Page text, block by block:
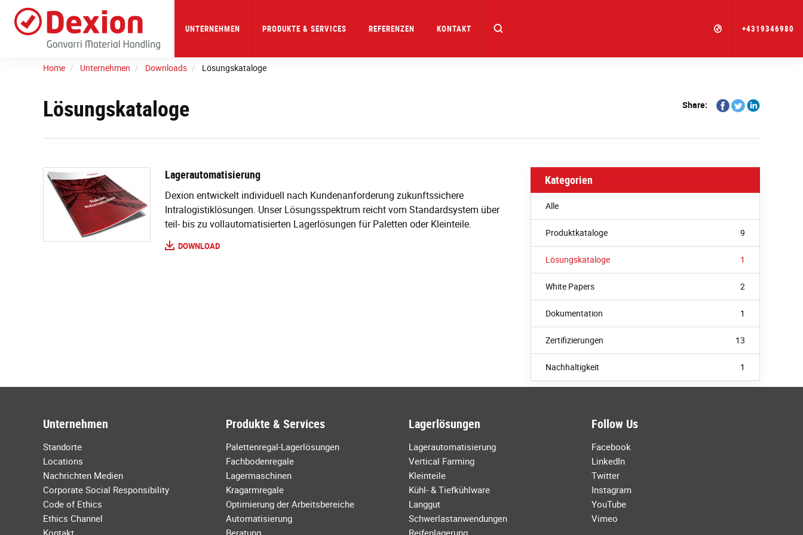
main
UNTERNEHMEN PRODUKTE & SERVICES REFERENZEN KONTAKT +4319346980
Home Unternehmen Downloads Lösungskataloge
Lösungskataloge Share:
Share
on
Share
on
Share
Lagerautomatisierung
Dexion entwickelt individuell nach Kundenanforderung zukunftssichere
Intralogistiklösungen. Unser Lösungsspektrum reicht vom Standardsystem über
teil- bis zu vollautomatisierten Lagerlösungen für Paletten oder Kleinteile.
DOWNLOAD
Kategorien
Alle
Produktkataloge 9
Lösungskataloge 1
White Papers 2
Dokumentation 1
Zertifizierungen 13
Nachhaltigkeit 1
Unternehmen
Standorte
Locations
Nachrichten Medien
Corporate Social Responsibility
Code of Ethics
Ethics Channel
Kontakt
Produkte & Services
Palettenregal-Lagerlösungen
Fachbodenregale
Lagermaschinen
Kragarmregale
Optimierung der Arbeitsbereiche
Automatisierung
Beratung
Lagerlösungen
Lagerautomatisierung
Vertical Farming
Kleinteile
Kühl- & Tiefkühlware
Langgut
Schwerlastanwendungen
Reifenlagerung
Follow Us
Facebook
LinkedIn
Twitter
Instagram
YouTube
Vimeo